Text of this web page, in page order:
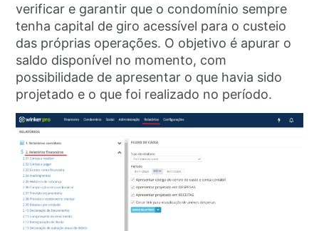
verificar e garantir que o condomínio sempre
tenha capital de giro acessível para o custeio
das próprias operações. O objetivo é apurar o
saldo disponível no momento, com
possibilidade de apresentar o que havia sido
projetado e o que foi realizado no período.